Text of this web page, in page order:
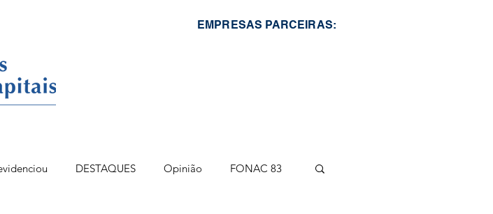
EMPRESAS PARCEIRAS:
DESTAQUES Opinião FONAC 83